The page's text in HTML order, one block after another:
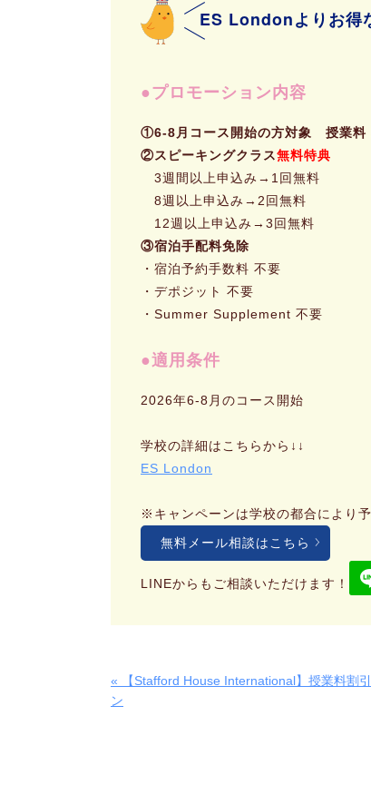
ES Londonよりお得
プロモーション内容
①6-8月コース開始の方対象 授業料
②スピーキングクラス無料特典
3週間以上申込み→1回無料
8週以上申込み→2回無料
12週以上申込み→3回無料
③宿泊手配料免除
・宿泊予約手数料 不要
・デポジット 不要
・Summer Supplement 不要
適用条件
2026年6-8月のコース開始
学校の詳細はこちらから↓↓
ES London
※キャンペーンは学校の都合により
無料メール相談はこちら
LINEからもご相談いただけます！
« 【Stafford House International】授業料割
ン